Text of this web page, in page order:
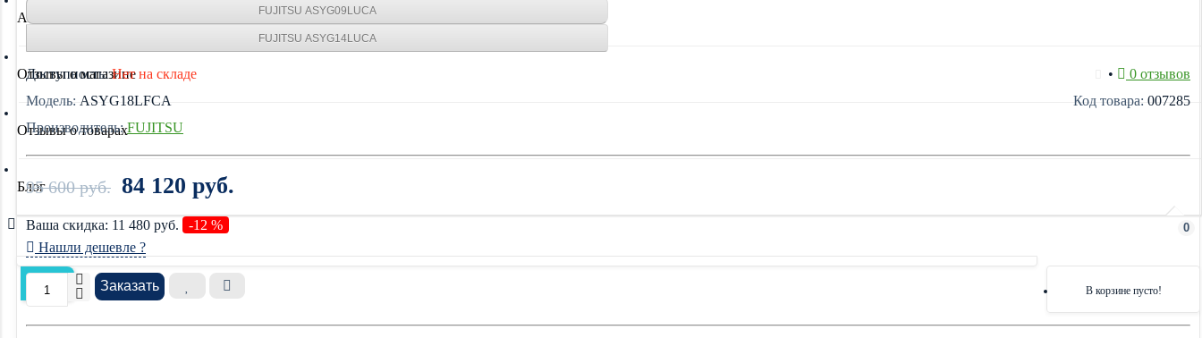
Акции
Отзывы о магазине
Отзывы о товарах
Блог
0
В корзине пусто!
FUJITSU ASYG09LUCA
FUJITSU ASYG14LUCA
Доступность: Нет на складе •
0 отзывов
Модель: ASYG18LFCA Код товара: 007285
Производитель: FUJITSU
95 600 руб. 84 120 руб.
Ваша cкидка: 11 480 руб.
-12 %
Нашли дешевле ?
Заказать